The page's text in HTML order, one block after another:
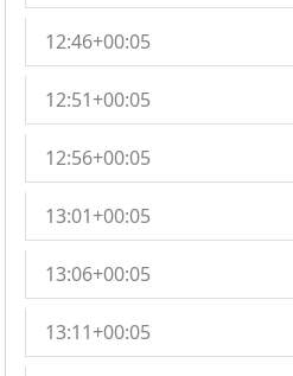
12:46+00:05
12:51+00:05
12:56+00:05
13:01+00:05
13:06+00:05
13:11+00:05